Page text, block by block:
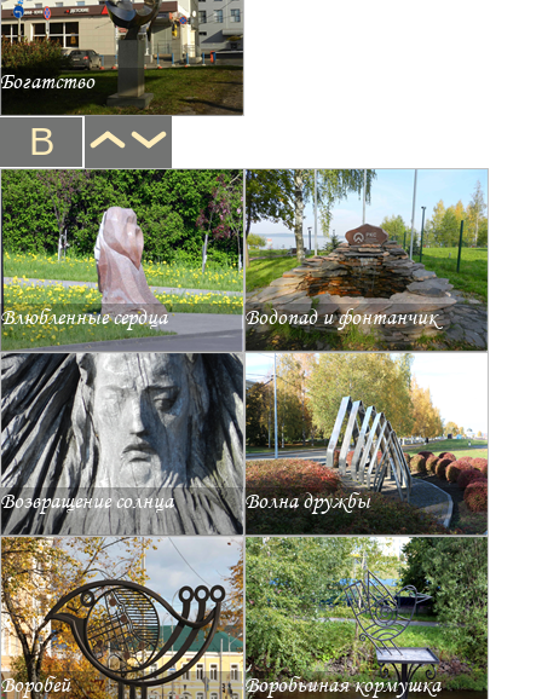
Богатство
В
Влюбленные сердца Водопад и фонтанчик
Возвращение солнца Волна дружбы
Воробей Воробьиная кормушка